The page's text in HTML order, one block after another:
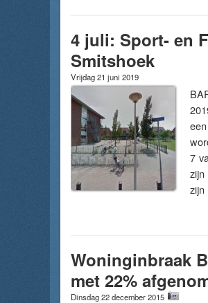
4 juli: Sport- en
Smitshoek
Vrijdag 21 juni 2019
7
Woninginbraak
met 22%
Dinsdag 22 december 2015